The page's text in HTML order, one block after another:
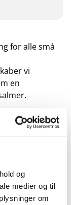
og
medier og til
om
for alle små
vi
en
og andet
i et hyggeligt
og